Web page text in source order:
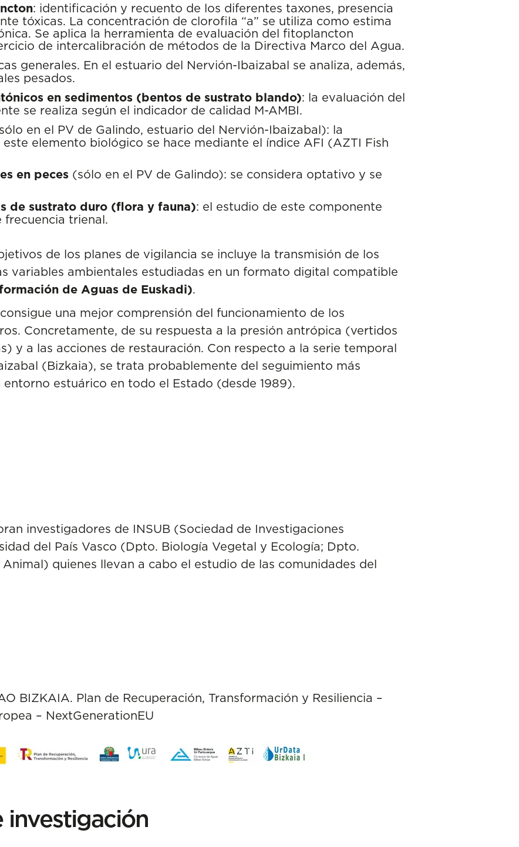
: identificación y recuento de los diferentes taxones, presencia
tóxicas. La concentración de clorofila “a” se utiliza como estima
Se aplica la herramienta de evaluación del fitoplancton
de intercalibración de métodos de la Directiva Marco del Agua.
generales. En el estuario del Nervión-Ibaizabal se analiza, además,
pesados.
en sedimentos (bentos de sustrato blando): la evaluación del
se realiza según el indicador de calidad M-AMBI.
en el PV de Galindo, estuario del Nervión-Ibaizabal): la
elemento biológico se hace mediante el índice AFI (AZTI Fish
en peces (sólo en el PV de Galindo): se considera optativo y se
de sustrato duro (flora y fauna): el estudio de este componente
trienal.
de los planes de vigilancia se incluye la transmisión de los
variables ambientales estudiadas en un formato digital compatible
de Aguas de Euskadi).
una mejor comprensión del funcionamiento de los
Concretamente, de su respuesta a la presión antrópica (vertidos
y a las acciones de restauración. Con respecto a la serie temporal
(Bizkaia), se trata probablemente del seguimiento más
estuárico en todo el Estado (desde 1989).
investigadores de INSUB (Sociedad de Investigaciones
del País Vasco (Dpto. Biología Vegetal y Ecología; Dpto.
quienes llevan a cabo el estudio de las comunidades del
BIZKAIA. Plan de Recuperación, Transformación y Resiliencia –
– NextGenerationEU
investigación